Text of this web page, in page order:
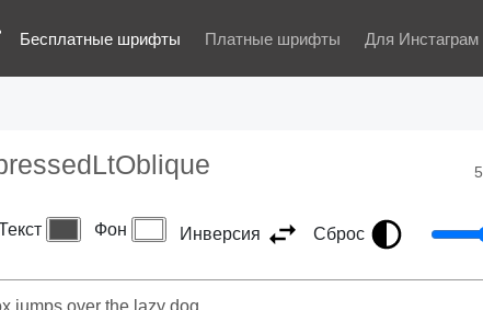
Бесплатные шрифты Платные шрифты Для Инстаграм
5
Фон Инверсия Сброс